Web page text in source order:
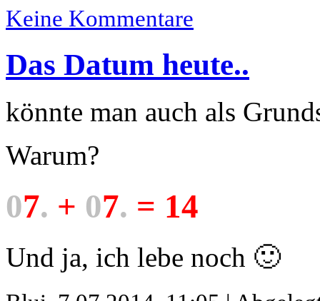
Keine Kommentare
Das Datum heute..
könnte man auch als
Warum?
07. + 07. = 14
Und ja, ich lebe noch 🙂